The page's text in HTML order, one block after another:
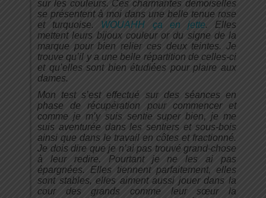
sur les couleurs. Ces charmantes demoiselles
se présentent à moi dans une belle tenue rose
et turquoise. WOUAHH ça en jette. Elles
mettent leurs bijoux couleur or du signe de la
marque pour bien relier ces deux teintes. Je
trouve qu’il y a une belle répartition de celles-ci
et qu’elles sont bien étudiées pour plaire aux
dames.
Mon test s’est effectué sur des séances en
phase de récupération pour commencer et
comme je m’y suis sentie super bien, je me
suis aventurée dans les sentiers et sous-bois
ainsi que dans le travail en côtes et fractionné.
Je dois dire que je n’ai pas trouvé grand-chose
à leur redire. Pourtant je ne les ai pas
épargnées. Elles tiennent parfaitement, elles
sont stables, elles aiment aussi jouer dans la
cour des grands comme leur sœur la